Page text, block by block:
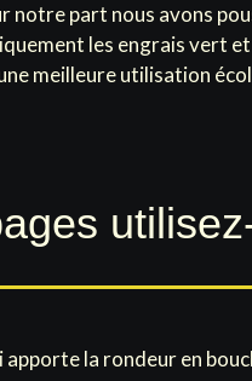
notre part nous avons
les engrais vert
meilleure utilisation
apporte la rondeur en